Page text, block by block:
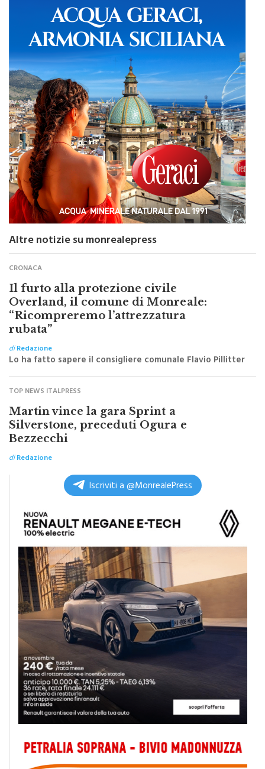
Altre notizie su monrealepress
CRONACA
Il furto alla protezione civile
Overland, il comune di Monreale:
“Ricompreremo l’attrezzatura
rubata”
diRedazione
Lo ha fatto sapere il consigliere comunale Flavio Pillitter
TOP NEWS ITALPRESS
Martin vince la gara Sprint a
Silverstone, preceduti Ogura e
Bezzecchi
di